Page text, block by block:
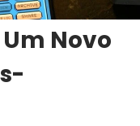
Novo